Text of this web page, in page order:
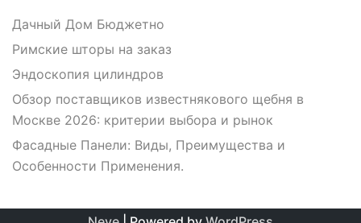
Дачный Дом Бюджетно
Римские шторы на заказ
Эндоскопия цилиндров
Обзор поставщиков известнякового щебня в
Москве 2026: критерии выбора и рынок
Фасадные Панели: Виды, Преимущества и
Особенности Применения.